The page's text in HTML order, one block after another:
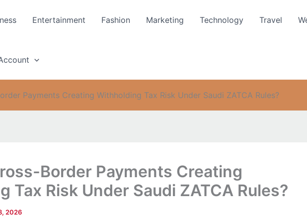
Entertainment Fashion Marketing Technology Travel
Payments Creating Withholding Tax Risk Under Saudi ZATCA Rules?
Border Payments Creating
Tax Risk Under Saudi ZATCA Rules?
2026